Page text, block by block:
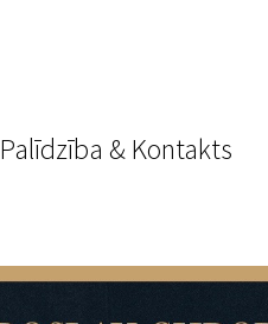
Palīdzība & Kontakts